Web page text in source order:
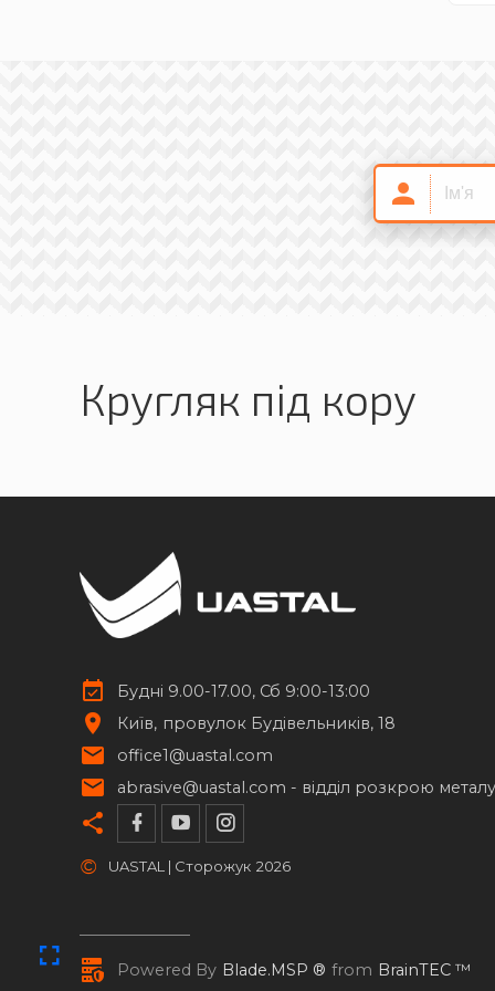
Кругляк під кору
Будні 9.00-17.00, Сб 9:00-13:00
Київ
провулок Будівельників, 18
office1@uastal.com
abrasive@uastal.com - відділ розкрою металу
© UASTAL | Сторожук 2026
Powered By Blade.MSP ® from BrainTEC ™